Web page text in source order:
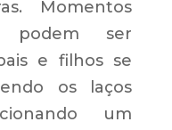
Momentos
ser
e filhos se
os laços
um